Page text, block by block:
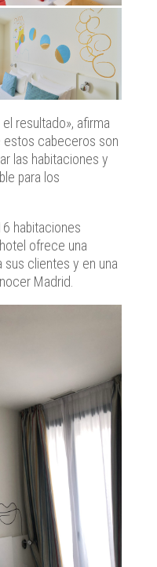
resultado», afirma
estos cabeceros son
las habitaciones y
para los
habitaciones
ofrece una
sus clientes y en una
Madrid.